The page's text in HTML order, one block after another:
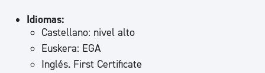
Idiomas:
Castellano: nivel alto
Euskera: EGA
Inglés. First Certificate